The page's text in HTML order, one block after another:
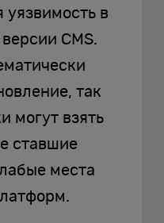
уязвимость в
CMS.
так
могут взять
ставшие
места